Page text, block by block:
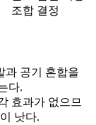
조합 결정
과 공기 혼합을
다.
효과가 없으므
낫다.